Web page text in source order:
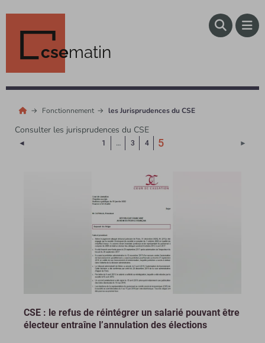
csematin
Fonctionnement les Jurisprudences du CSE
Consulter les jurisprudences du CSE
◄ 1 … 3 4 5(Page courante) ►
CSE : le refus de réintégrer un salarié pouvant être
électeur entraîne l’annulation des élections